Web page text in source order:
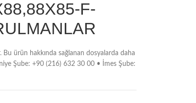
F-
ürün hakkında sağlanan dosyalarda daha
Şube: +90 (216) 632 30 00 • İmes Şube: